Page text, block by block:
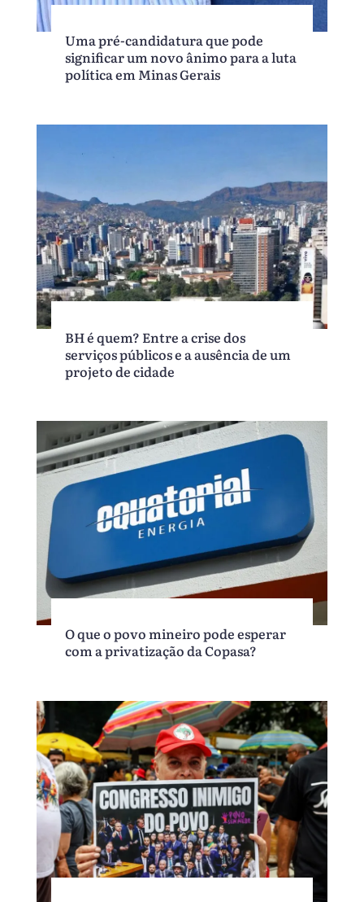
Uma pré-candidatura que pode
significar um novo ânimo para a luta
política em Minas Gerais
BH é quem? Entre a crise dos
serviços públicos e a ausência de um
projeto de cidade
O que o povo mineiro pode esperar
com a privatização da Copasa?